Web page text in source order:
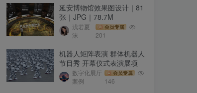
延安博物馆效果图设计｜81
张｜JPG｜78.7M
浅若夏
沫
会员专属
201
机器人矩阵表演 群体机器人
节目秀 开幕仪式表演展项
数字化展厅
案例
会员专属
146